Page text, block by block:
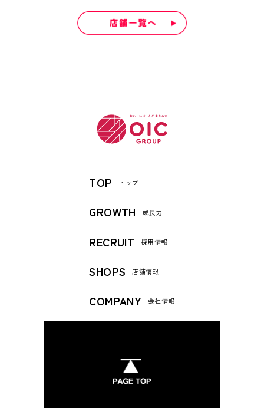
TOP トップ
GROWTH 成長力
RECRUIT 採用情報
SHOPS 店舗情報
COMPANY 会社情報